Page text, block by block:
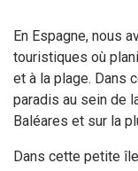
En Espagne, nous
touristiques où
et à la plage. Dans
paradis au sein de
Baléares et sur la
Dans cette petite